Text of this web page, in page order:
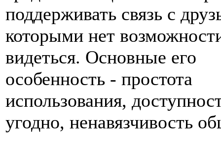
поддерживать связь с
которыми нет
видеться. Основные его
особенность - простота
использования,
угодно, ненавязчивость